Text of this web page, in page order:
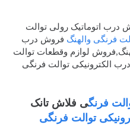
درب اتوماتیک رولی توالت
فرنگی والهنگ فروش درب
لوازم وقطعات توالت
الکترونیکی توالت فرنگی
فرنگی فلاش تانک
توالت فرنگی